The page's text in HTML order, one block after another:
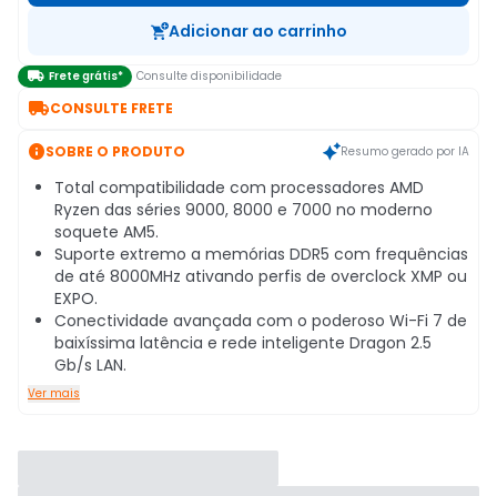
Adicionar ao carrinho
 Frete grátis* Consulte disponibilidade
CONSULTE FRETE
SOBRE O PRODUTO Resumo gerado por IA
Total compatibilidade com processadores AMD
Ryzen das séries 9000, 8000 e 7000 no moderno
soquete AM5.
Suporte extremo a memórias DDR5 com frequências
de até 8000MHz ativando perfis de overclock XMP ou
EXPO.
Conectividade avançada com o poderoso Wi-Fi 7 de
baixíssima latência e rede inteligente Dragon 2.5
Gb/s LAN.
Ver mais